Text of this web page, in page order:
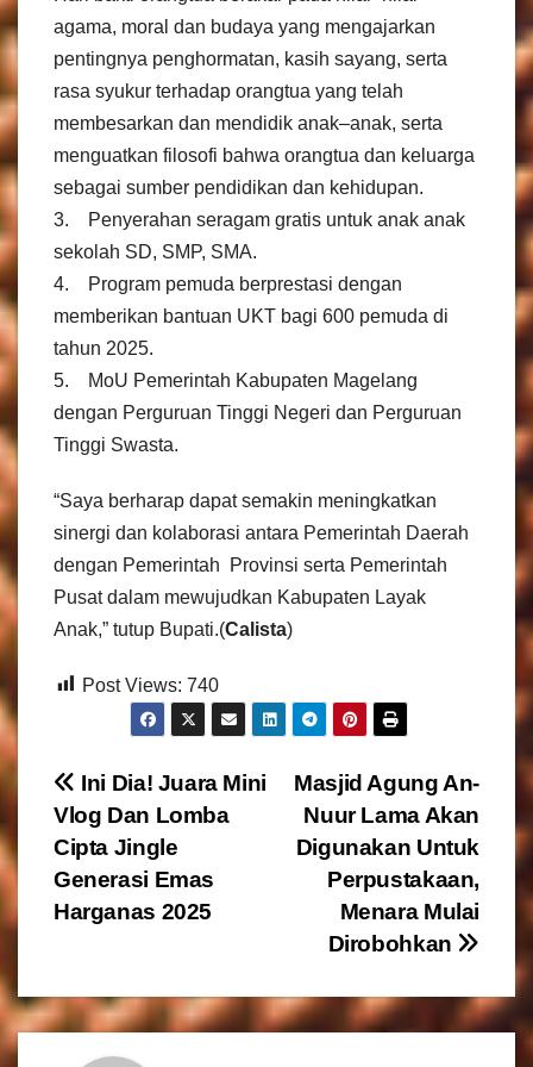
agama, moral dan budaya yang mengajarkan
pentingnya penghormatan, kasih sayang, serta
rasa syukur terhadap orangtua yang telah
membesarkan dan mendidik anak–anak, serta
menguatkan filosofi bahwa orangtua dan keluarga
sebagai sumber pendidikan dan kehidupan.
3. Penyerahan seragam gratis untuk anak anak
sekolah SD, SMP, SMA.
4. Program pemuda berprestasi dengan
memberikan bantuan UKT bagi 600 pemuda di
tahun 2025.
5. MoU Pemerintah Kabupaten Magelang
dengan Perguruan Tinggi Negeri dan Perguruan
Tinggi Swasta.
“Saya berharap dapat semakin meningkatkan
sinergi dan kolaborasi antara Pemerintah Daerah
dengan Pemerintah Provinsi serta Pemerintah
Pusat dalam mewujudkan Kabupaten Layak
Anak,” tutup Bupati.(Calista)
Post Views: 740
N
a
v
g
a
Masjid Agung An-
Nuur Lama Akan
Digunakan Untuk
Perpustakaan,
Menara Mulai
Dirobohkan
Ini Dia! Juara Mini
Vlog Dan Lomba
Cipta Jingle
Generasi Emas
Harganas 2025